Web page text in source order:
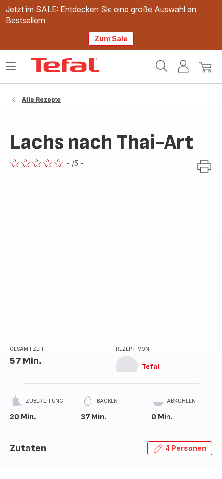
Jetzt im SALE: Entdecken Sie eine große Auswahl an
Bestsellern
Zum Sale
Mein
Mein
Das
Alle Rezepte
Lachs nach Thai-Art
- /5 -
GESAMTZEIT
57 Min.
REZEPT VON
Tefal
ZUBEREITUNG
20 Min.
BACKEN
37 Min.
ABKÜHLEN
0 Min.
Zutaten 4 Personen